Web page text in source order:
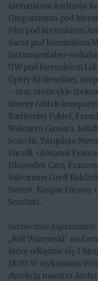
kierunkiem Andrzeja
Gregorianum pod
Plus pod kierunkiem
Sacra pod kierunkiem
instrumentalno-
UW pod kierunkiem
Opery Królewskiej,
– oraz niezwykle
utwory takich
Bartłomiej Pękiel,
Walentyn Gawara,
Scacchi, Tarquinio
Pacelli, Giovanni
Diomedes Cato,
Valentinus Greff
Siefert, Kaspar Förster,
Scarlatti.
Serdecznie
„Rok Wazowski” na
który odbędzie się 3
18:00. W wykonaniu
dyrekcją maestra